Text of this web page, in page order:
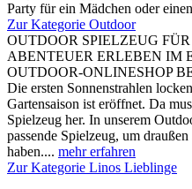
Party für ein Mädchen oder
Zur Kategorie Outdoor
OUTDOOR SPIELZEUG
ABENTEUER ERLEBEN IM
OUTDOOR-ONLINESHOP
Die ersten Sonnenstrahlen
Gartensaison ist eröffnet. Da
Spielzeug her. In unserem
passende Spielzeug, um
haben.... mehr erfahren
Zur Kategorie Linos Lieblinge